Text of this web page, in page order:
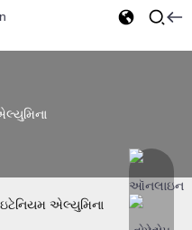
એલ્યુમિના